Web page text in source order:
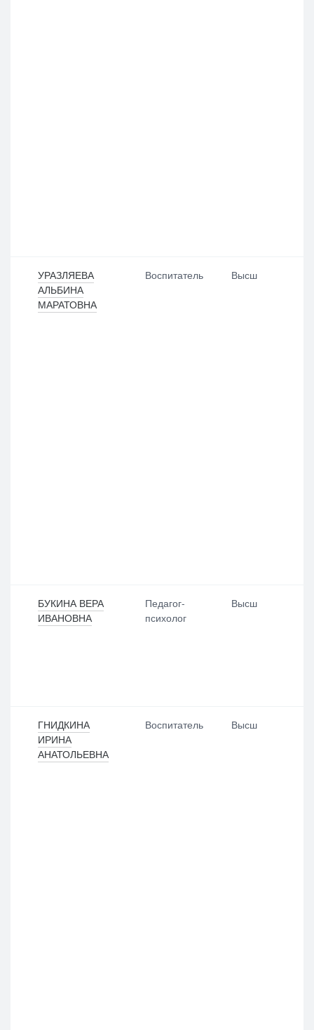
УРАЗЛЯЕВА
АЛЬБИНА
МАРАТОВНА
Воспитатель Высш
БУКИНА ВЕРА
ИВАНОВНА
Педагог-
психолог
Высш
ГНИДКИНА
ИРИНА
АНАТОЛЬЕВНА
Воспитатель Высш